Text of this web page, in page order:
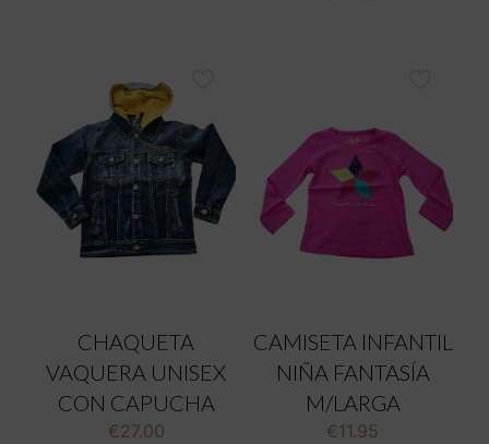
CHAQUETA
VAQUERA UNISEX
CON CAPUCHA
€27.00
CAMISETA INFANTIL
NIÑA FANTASÍA
M/LARGA
€11.95